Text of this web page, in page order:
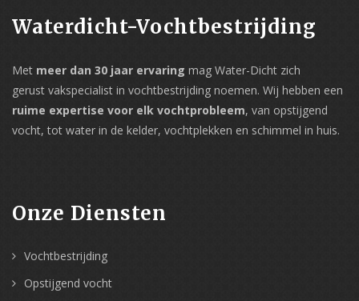
Waterdicht-Vochtbestrijding
Met meer dan 30 jaar ervaring mag Water-Dicht zich
gerust vakspecialist in vochtbestrijding noemen. Wij hebben een
ruime expertise voor elk vochtprobleem, van opstijgend
vocht, tot water in de kelder, vochtplekken en schimmel in huis.
Onze Diensten
Vochtbestrijding
Opstijgend vocht